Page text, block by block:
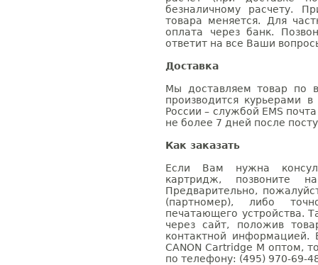
безналичному расчету.
товара меняется. Для
оплата через банк.
ответит на все Ваши
Доставка
Мы доставляем товар по
производится курьерами
России – службой EMS
не более 7 дней после
Как заказать
Если Вам нужна
картридж, позвоните
Предварительно,
(партномер), либо
печатающего устройства.
через сайт, положив
контактной информацией.
CANON Cartridge M оптом,
по телефону: (495) 970-69-